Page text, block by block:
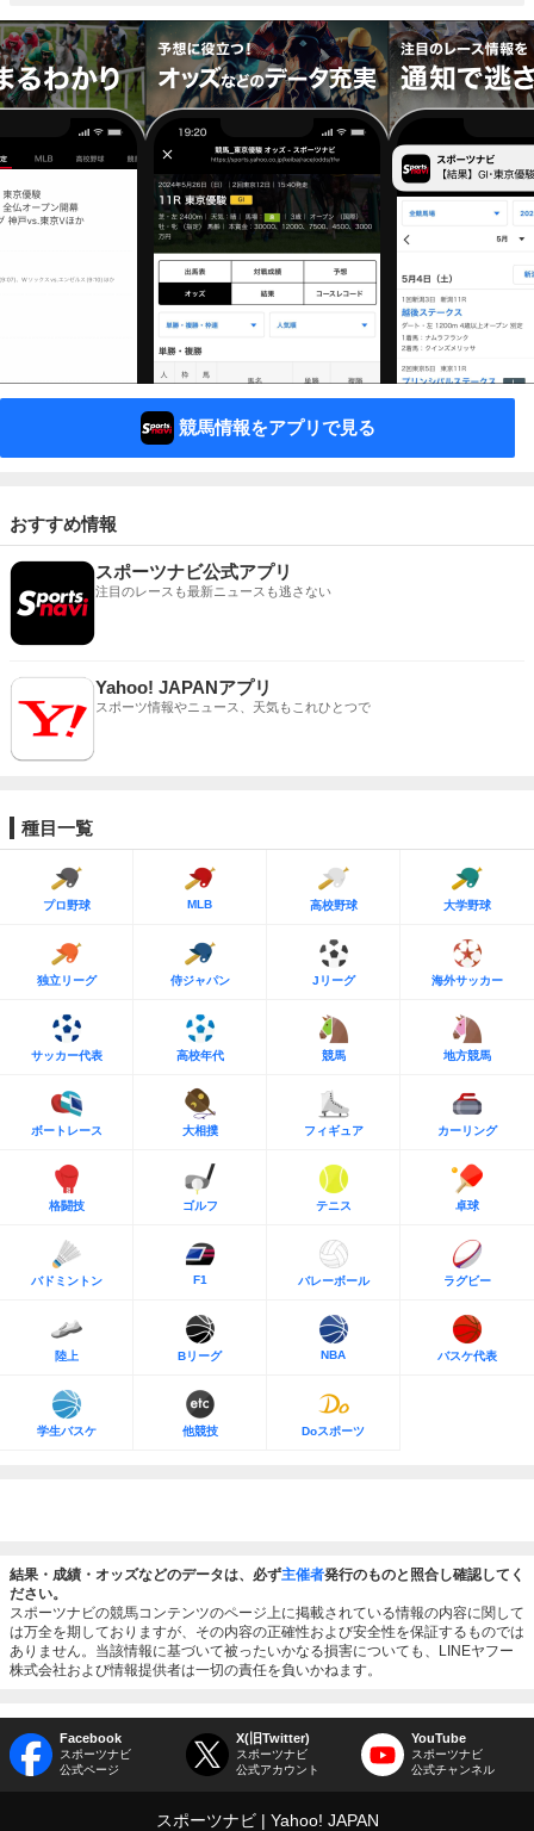
競馬情報をアプリで見る
おすすめ情報
スポーツナビ公式アプリ
注目のレースも最新ニュースも逃さない
Yahoo! JAPANアプリ
スポーツ情報やニュース、天気もこれひとつで
種目一覧
プロ野球 MLB 高校野球 大学野球
独立リーグ 侍ジャパン Jリーグ 海外サッカー
サッカー代表 高校年代 競馬 地方競馬
ボートレース 大相撲 フィギュア カーリング
格闘技 ゴルフ テニス 卓球
バドミントン F1 バレーボール ラグビー
陸上 Bリーグ NBA バスケ代表
学生バスケ 他競技 Doスポーツ
結果・成績・オッズなどのデータは、必ず主催者発行のものと照合し確認してく
ださい。
スポーツナビの競馬コンテンツのページ上に掲載されている情報の内容に関して
は万全を期しておりますが、その内容の正確性および安全性を保証するものでは
ありません。当該情報に基づいて被ったいかなる損害についても、LINEヤフー
株式会社および情報提供者は一切の責任を負いかねます。
Facebook
スポーツナビ
公式ページ
X(旧Twitter)
スポーツナビ
公式アカウント
YouTube
スポーツナビ
公式チャンネル
スポーツナビ Yahoo! JAPAN